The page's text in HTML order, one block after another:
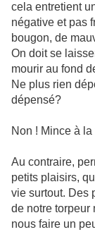
cela entretient
négative et pas
bougon, de
On doit se
mourir au fond
Ne plus rien
dépensé?
Non ! Mince à la
Au contraire,
petits plaisirs,
vie surtout. Des
de notre torpeur
nous faire un